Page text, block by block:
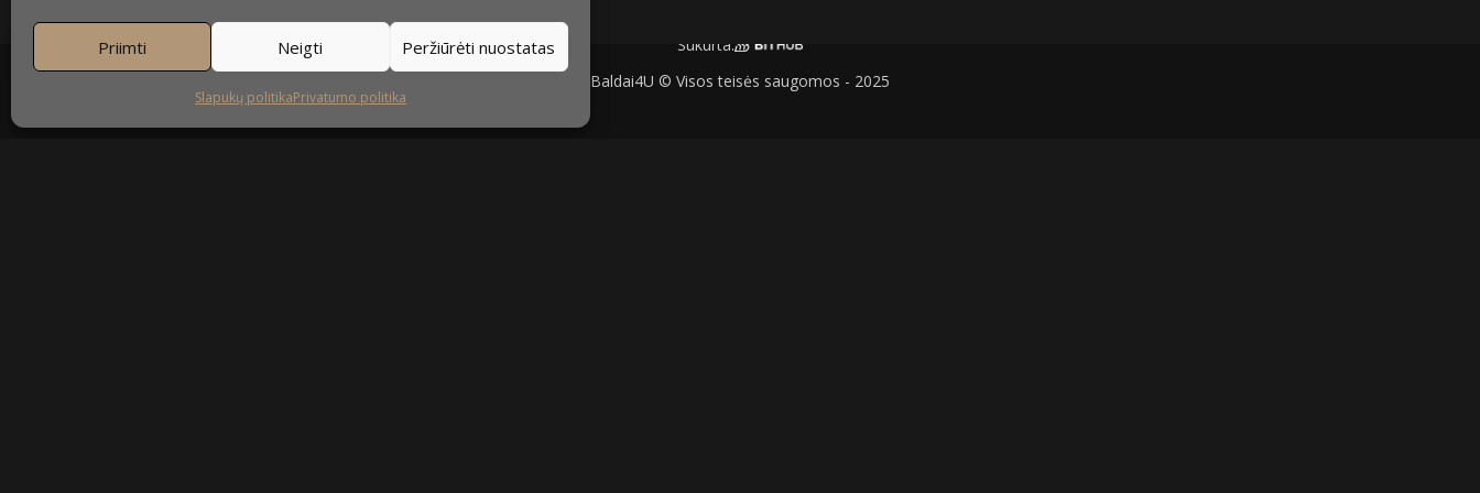
Priimti Neigti Peržiūrėti nuostatas
Slapukų politikaPrivatumo politika
Sukurta:
Baldai4U © Visos teisės saugomos - 2025